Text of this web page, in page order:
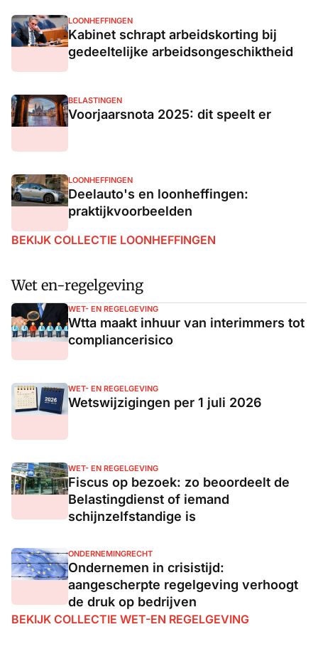
LOONHEFFINGEN
Kabinet schrapt arbeidskorting bij
gedeeltelijke arbeidsongeschiktheid
BELASTINGEN
Voorjaarsnota 2025: dit speelt er
LOONHEFFINGEN
Deelauto's en loonheffingen:
praktijkvoorbeelden
BEKIJK COLLECTIE LOONHEFFINGEN
Wet en-regelgeving
WET- EN REGELGEVING
Wtta maakt inhuur van interimmers tot
compliancerisico
WET- EN REGELGEVING
Wetswijzigingen per 1 juli 2026
WET- EN REGELGEVING
Fiscus op bezoek: zo beoordeelt de
Belastingdienst of iemand
schijnzelfstandige is
ONDERNEMINGRECHT
Ondernemen in crisistijd:
aangescherpte regelgeving verhoogt
de druk op bedrijven
BEKIJK COLLECTIE WET-EN REGELGEVING